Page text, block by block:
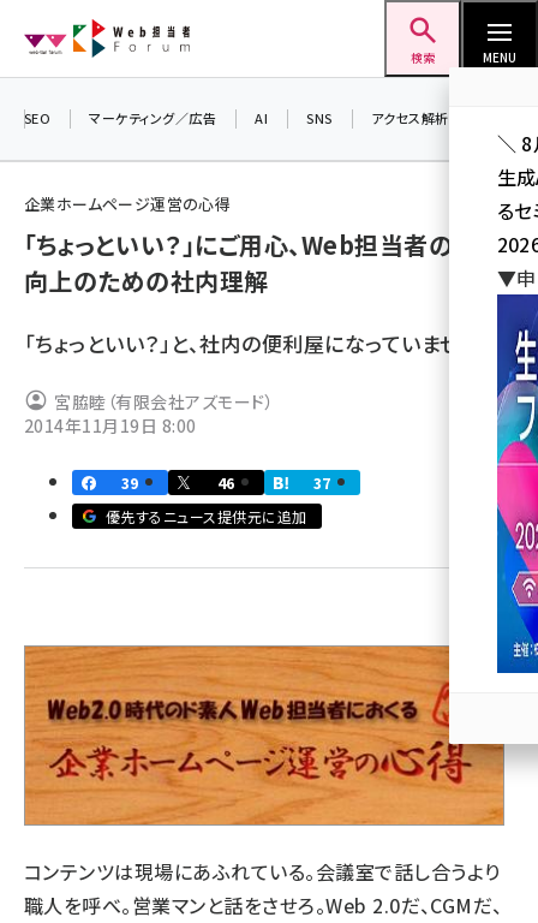
ン
検索 MENU
seo (3528)
youtube (2439)
note (2315)
z世代 (1623)
SEO マーケティング／広告 AI SNS アクセス解析／データ分析
企業ホームページ運営の心得
「ちょっといい？」にご用心、Web担当者の地位
向上のための社内理解
「ちょっといい？」と、社内の便利屋になっていませんか
宮脇睦（有限会社アズモード）
2014年11月19日 8:00
39 46
37
優先するニュース提供元に追加
コンテンツは現場にあふれている。会議室で話し合うより
職人を呼べ。営業マンと話をさせろ。Web 2.0だ、CGMだ、
＼ 8
生
る
▼申